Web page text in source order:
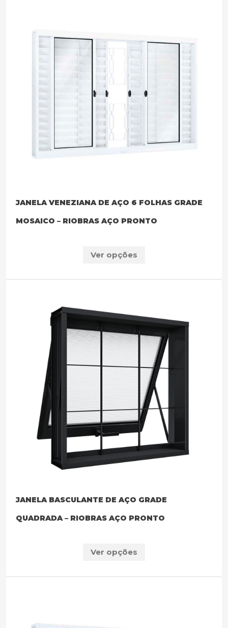
JANELA VENEZIANA DE AÇO 6 FOLHAS GRADE
MOSAICO – RIOBRAS AÇO PRONTO
Ver opções
JANELA BASCULANTE DE AÇO GRADE
QUADRADA – RIOBRAS AÇO PRONTO
Ver opções